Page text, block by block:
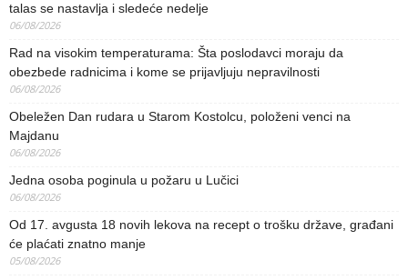
talas se nastavlja i sledeće nedelje
06/08/2026
Rad na visokim temperaturama: Šta poslodavci moraju da
obezbede radnicima i kome se prijavljuju nepravilnosti
06/08/2026
Obeležen Dan rudara u Starom Kostolcu, položeni venci na
Majdanu
06/08/2026
Jedna osoba poginula u požaru u Lučici
06/08/2026
Od 17. avgusta 18 novih lekova na recept o trošku države, građani
će plaćati znatno manje
05/08/2026